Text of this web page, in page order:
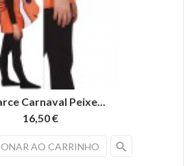
Carnaval Peixe...
16,50 €
AO CARRINHO search